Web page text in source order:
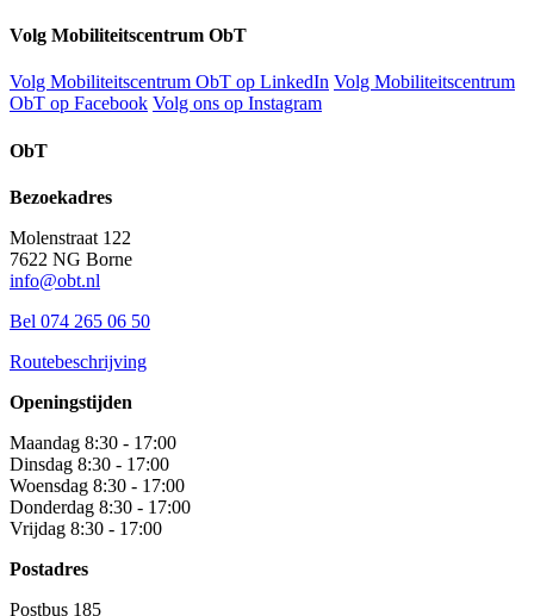
Volg Mobiliteitscentrum ObT
Volg Mobiliteitscentrum ObT op LinkedIn Volg Mobiliteitscentrum
ObT op Facebook Volg ons op Instagram
ObT
Bezoekadres
Molenstraat 122
7622 NG Borne
info@obt.nl
Bel 074 265 06 50
Routebeschrijving
Openingstijden
Maandag 8:30 - 17:00
Dinsdag 8:30 - 17:00
Woensdag 8:30 - 17:00
Donderdag 8:30 - 17:00
Vrijdag 8:30 - 17:00
Postadres
Postbus 185